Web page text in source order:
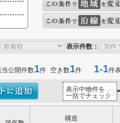
表示件数：
当公開件数1件 空き数1件 1-1件
表示中物件を
一括でチェック
構造